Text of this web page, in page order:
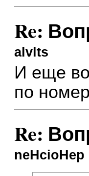
Re:
alvlts
И еще
по
Re:
neHcioHep